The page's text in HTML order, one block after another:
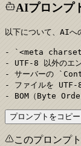
AIプロンプ
以下について、AIへ
- `<meta
- UTF-8 以外のエ
- サーバーの
- ファイルを UTF-8
- BOM（Byte
プロンプトをコピー
このプロンプ